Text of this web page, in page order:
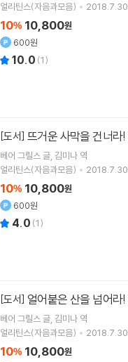
얼리틴스(자음과모음)
2018.7.30.
10% 10,800원
600원
10.0 (1)
[도서] 뜨거운 사막을 건너라!
베어 그릴스 글 김미나 역
얼리틴스(자음과모음)
2018.7.30.
10% 10,800원
600원
4.0 (1)
[도서] 얼어붙은 산을 넘어라!
베어 그릴스 글 김미나 역
얼리틴스(자음과모음)
2018.7.30.
10% 10,800원